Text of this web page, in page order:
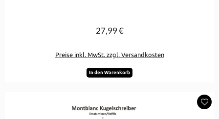
Regulärer Preis:
27,99 €
Preise inkl. MwSt. zzgl. Versandkosten
In den Warenkorb